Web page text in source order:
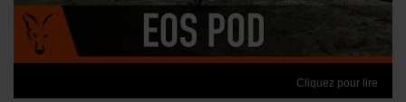
Cliquez pour lire